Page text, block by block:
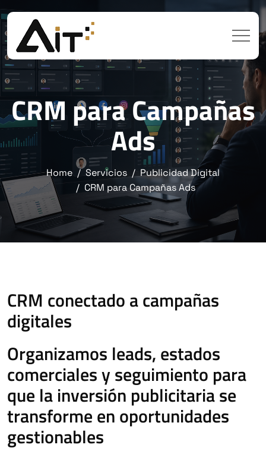
CRM para Campañas
Ads
Home Servicios
Publicidad Digital
CRM para Campañas Ads
CRM conectado a campañas
digitales
Organizamos leads, estados
comerciales y seguimiento para
que la inversión publicitaria se
transforme en oportunidades
gestionables